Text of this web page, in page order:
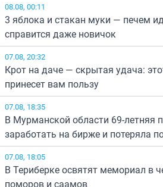
08.08, 00:11
3 яблока и стакан муки — печем
справится даже новичок
07.08, 20:32
Крот на даче — скрытая удача:
принесет вам пользу
07.08, 18:35
В Мурманской области 69-летняя
заработать на бирже и потеряла
07.08, 18:05
В Териберке освятят мемориал в
поморов и саамов